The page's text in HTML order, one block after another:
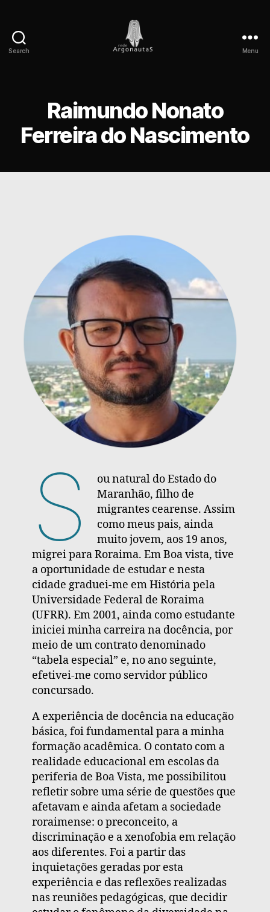
Search Menu
Raimundo Nonato
Ferreira do Nascimento
S
ou natural do Estado do
Maranhão, filho de
migrantes cearense. Assim
como meus pais, ainda
muito jovem, aos 19 anos,
migrei para Roraima. Em Boa vista, tive
a oportunidade de estudar e nesta
cidade graduei-me em História pela
Universidade Federal de Roraima
(UFRR). Em 2001, ainda como estudante
iniciei minha carreira na docência, por
meio de um contrato denominado
“tabela especial” e, no ano seguinte,
efetivei-me como servidor público
concursado.
A experiência de docência na educação
básica, foi fundamental para a minha
formação acadêmica. O contato com a
realidade educacional em escolas da
periferia de Boa Vista, me possibilitou
refletir sobre uma série de questões que
afetavam e ainda afetam a sociedade
roraimense: o preconceito, a
discriminação e a xenofobia em relação
aos diferentes. Foi a partir das
inquietações geradas por esta
experiência e das reflexões realizadas
nas reuniões pedagógicas, que decidir